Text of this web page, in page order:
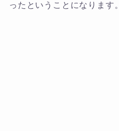
ったということになります。